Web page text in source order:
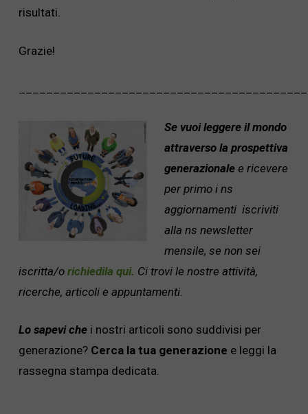
risultati.
Grazie!
Se vuoi leggere il mondo
attraverso la prospettiva
generazionale e ricevere
per primo i ns
aggiornamenti iscriviti
alla ns newsletter
mensile, se non sei
iscritta/o richiedila qui. Ci trovi le nostre attività,
ricerche, articoli e appuntamenti.
Lo sapevi chei nostri articoli sono suddivisi per
generazione? Cerca la tua generazione e leggi la
rassegna stampa dedicata.